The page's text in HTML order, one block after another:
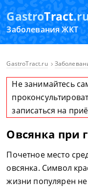
GastroTract
Заболевания ЖКТ
GastroTract.ru
Не занимайтесь
записаться на
Овсянка при
Почетное место
овсянка. Символ
жизни популярен не